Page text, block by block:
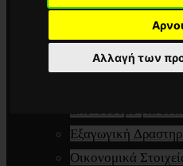
Αλλαγή των
Ιστορική Αναδρομή
Όραμα & Αξίες
Γιατί Εμάς
Επενδύουμε για
Εξαγωγική
Οικονομικά